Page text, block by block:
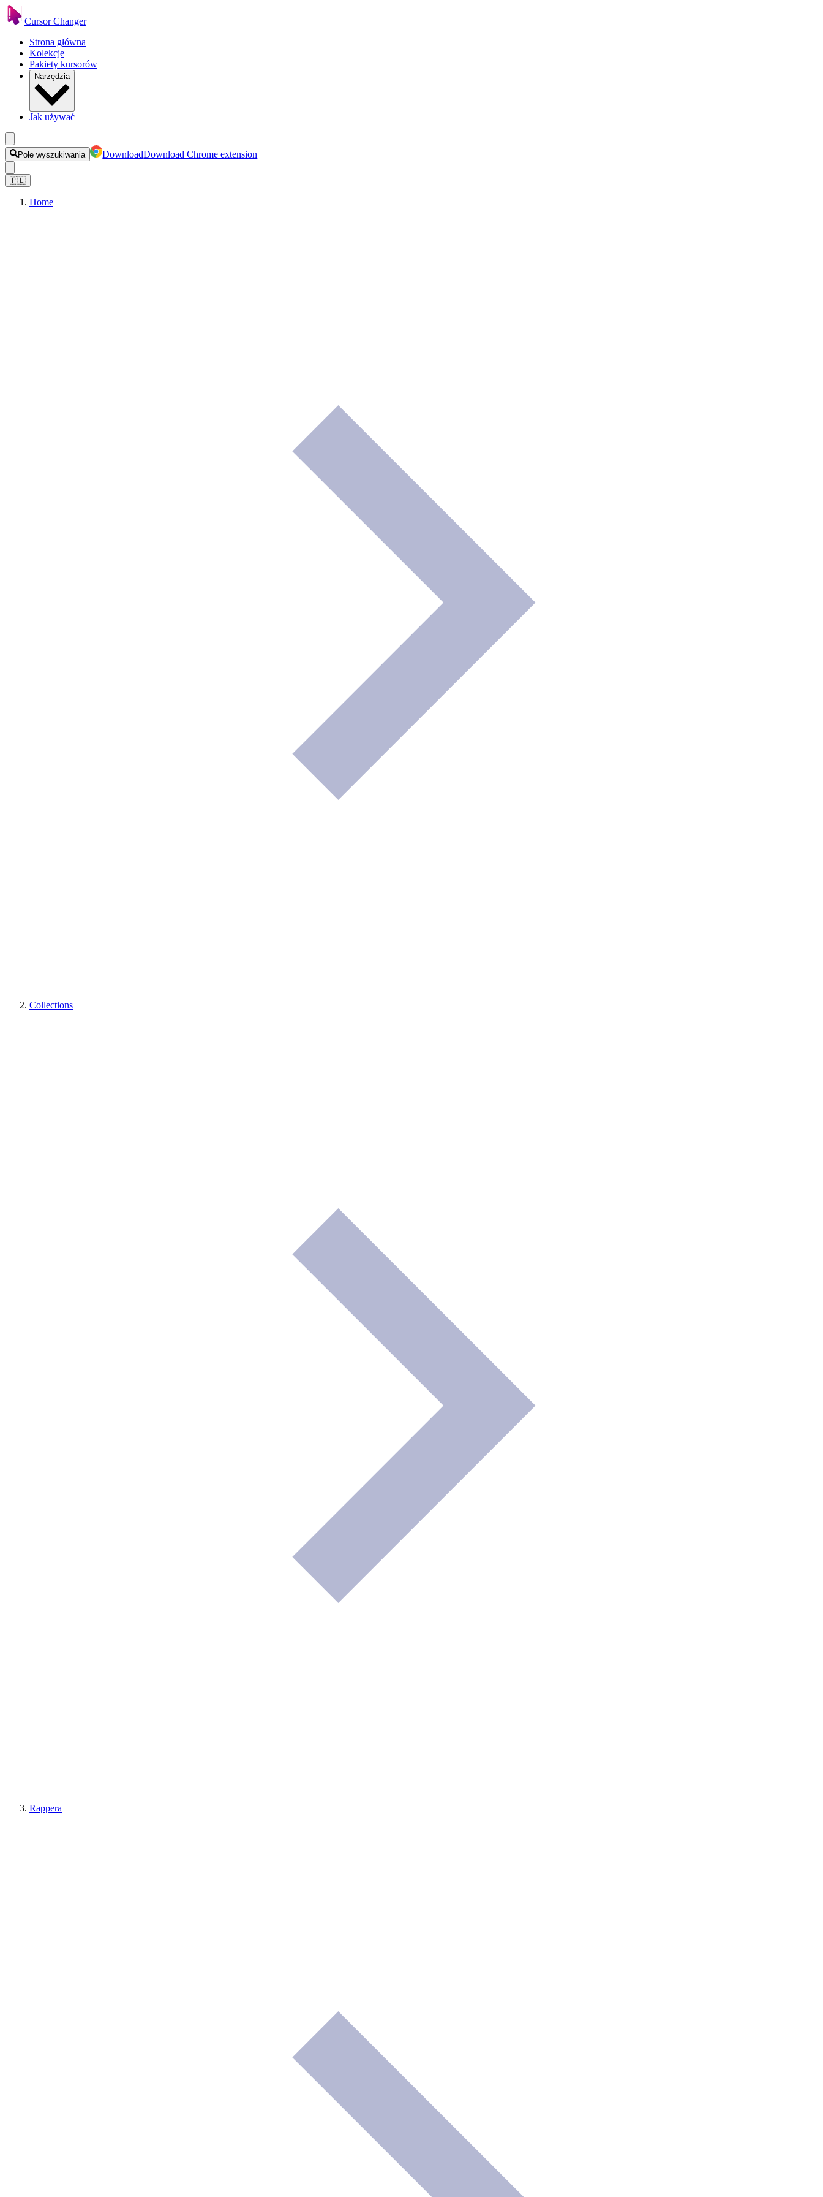
Cursor Changer
Strona główna
Kolekcje
Pakiety kursorów
Narzędzia
Jak używać
Pole wyszukiwania DownloadDownload Chrome extension
🇵🇱
Home
Collections
Rappera